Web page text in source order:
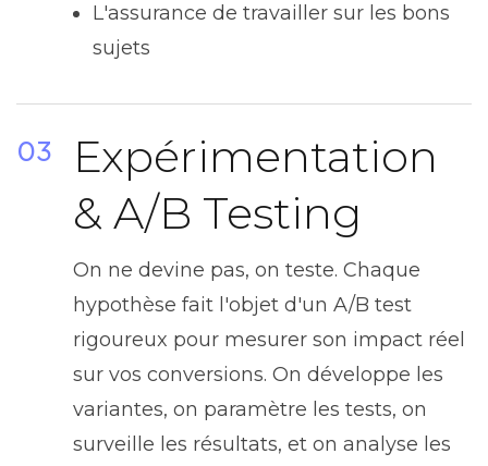
L'assurance de travailler sur les bons
sujets
03
Expérimentation
& A/B Testing
On ne devine pas, on teste. Chaque
hypothèse fait l'objet d'un A/B test
rigoureux pour mesurer son impact réel
sur vos conversions. On développe les
variantes, on paramètre les tests, on
surveille les résultats, et on analyse les